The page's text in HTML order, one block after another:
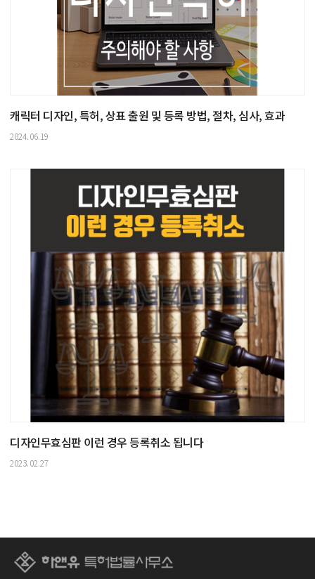
캐릭터 디자인, 특허, 상표 출원 및 등록 방법, 절차, 심사, 효과
2024.06.19
디자인무효심판 이런 경우 등록취소 됩니다
2023.02.27